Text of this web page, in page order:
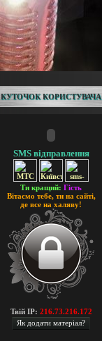
КУТОЧОК КОРИСТУВАЧА
SMS відправлення
Ти кращий: Гість
Вітаємо тебе, ти на сайті,
де все на халяву!
Твій IP: 216.73.216.172